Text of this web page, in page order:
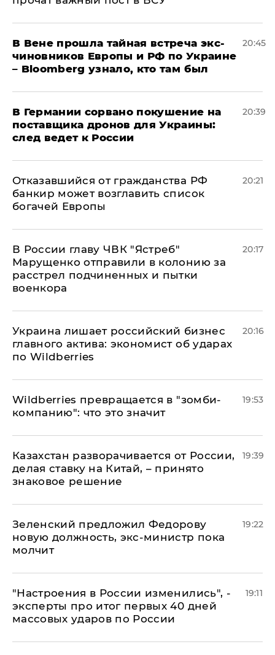
В Вене прошла тайная встреча экс-
чиновников Европы и РФ по Украине
– Bloomberg узнало, кто там был
20:45
​В Германии сорвано покушение на
поставщика дронов для Украины:
след ведет к России
20:39
Отказавшийся от гражданства РФ
банкир может возглавить список
богачей Европы
20:21
В России главу ЧВК "Ястреб"
Марущенко отправили в колонию за
расстрел подчиненных и пытки
военкора
20:17
​Украина лишает российский бизнес
главного актива: экономист об ударах
по Wildberries
20:16
Wildberries превращается в "зомби-
компанию": что это значит
19:53
Казахстан разворачивается от России,
делая ставку на Китай, – принято
знаковое решение
19:39
Зеленский предложил Федорову
новую должность, экс-министр пока
молчит
19:22
"Настроения в России изменились", -
эксперты про итог первых 40 дней
массовых ударов по России
19:11